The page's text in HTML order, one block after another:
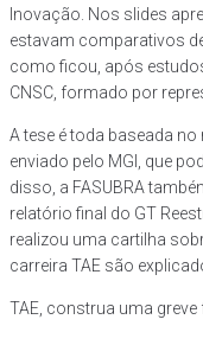
Inovação. Nos slides
estavam comparativos
como ficou, após
CNSC, formado por
A tese é toda baseada
enviado pelo MGI, que
disso, a FASUBRA
relatório final do GT
realizou uma cartilha
carreira TAE são
TAE, construa uma